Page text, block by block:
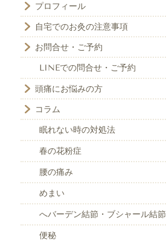
プロフィール
自宅でのお灸の注意事項
お問合せ・ご予約
LINEでの問合せ・ご予約
頭痛にお悩みの方
コラム
眠れない時の対処法
春の花粉症
腰の痛み
めまい
へバーデン結節・ブシャール結節
便秘